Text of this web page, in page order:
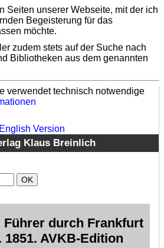
Seiten unserer Webseite, mit der ich
Begeisterung für das
möchte.
zudem stets auf der Suche nach
Bibliotheken aus dem genannten
verwendet technisch notwendige
English Version
Klaus Breinlich
Führer durch Frankfurt
1851. AVKB-Edition